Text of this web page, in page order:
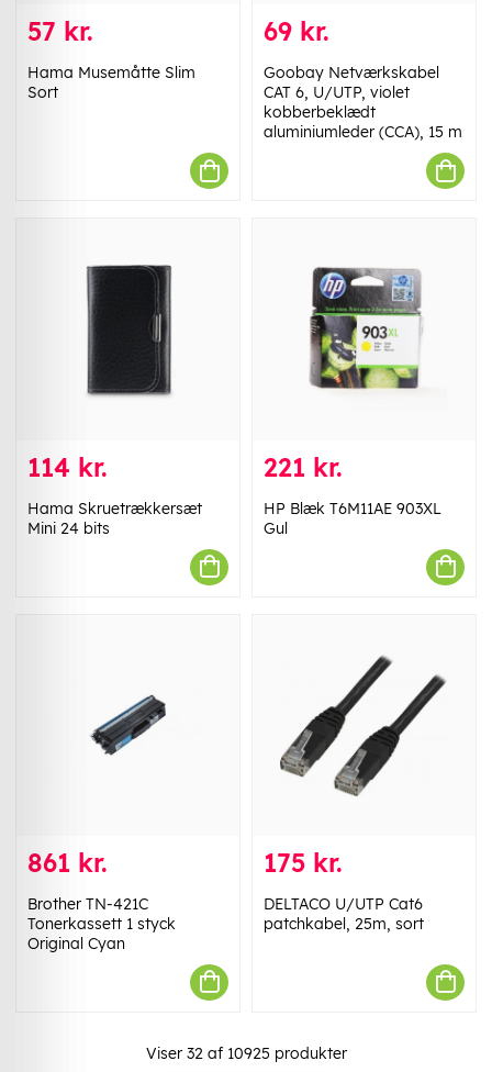
57 kr.
Hama Musemåtte Slim
Sort
69 kr.
Goobay Netværkskabel
CAT 6, U/UTP, violet
kobberbeklædt
aluminiumleder (CCA), 15 m
114 kr.
Hama Skruetrækkersæt
Mini 24 bits
221 kr.
HP Blæk T6M11AE 903XL
Gul
861 kr.
Brother TN-421C
Tonerkassett 1 styck
Original Cyan
175 kr.
DELTACO U/UTP Cat6
patchkabel, 25m, sort
Viser 32af 10925 produkter